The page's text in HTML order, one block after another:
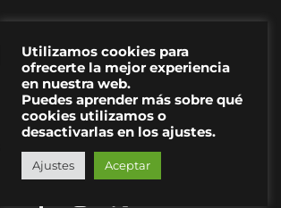
| Revista de artes visuales y cultura
Política de Privacidad|Aviso Legal
Utilizamos cookies para
ofrecerte la mejor experiencia
en nuestra web.
Puedes aprender más sobre qué
cookies utilizamos o
desactivarlas en los ajustes.
Ajustes Aceptar